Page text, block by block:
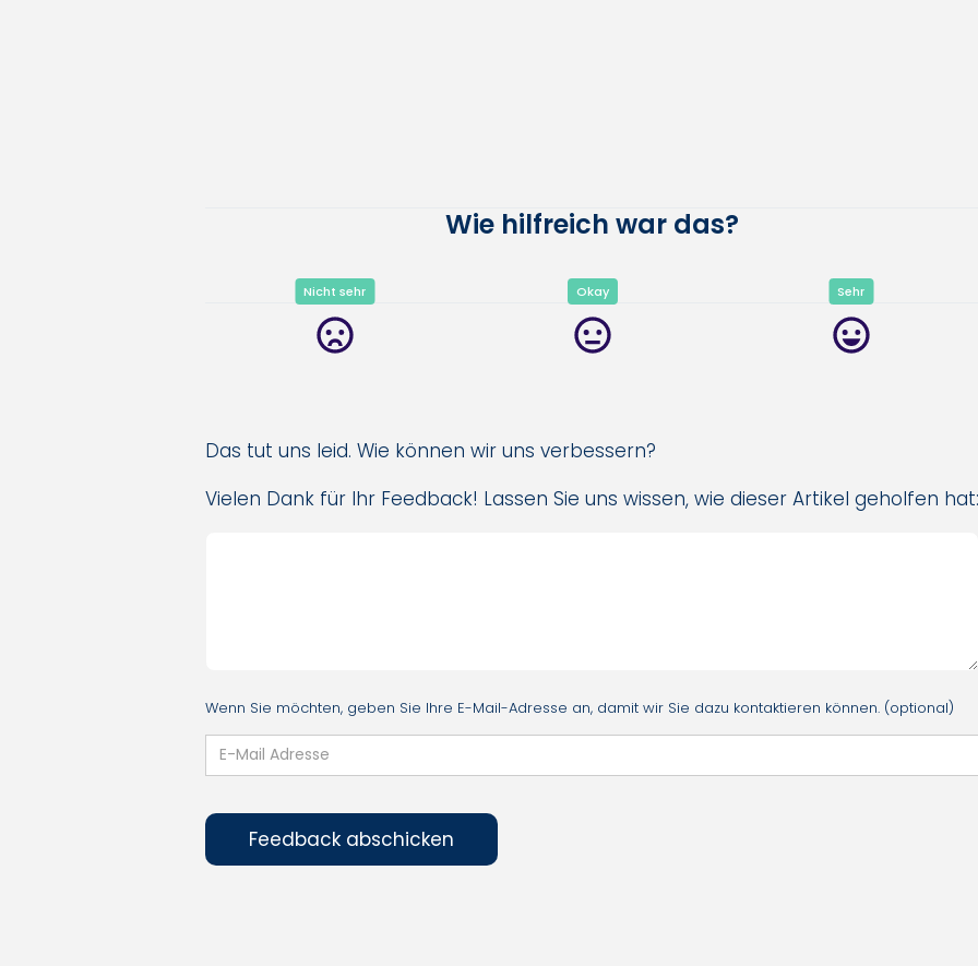
Wie hilfreich war das?
Nicht sehr Okay Sehr
Das tut uns leid. Wie können wir uns verbessern?
Vielen Dank für Ihr Feedback! Lassen Sie uns wissen, wie dieser Artikel geholfen
Wenn Sie möchten, geben Sie Ihre E-Mail-Adresse an, damit wir Sie dazu kontaktieren können. (optional)